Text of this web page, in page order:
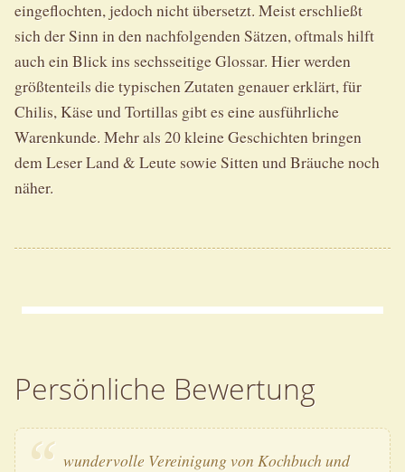
eingeflochten, jedoch nicht übersetzt. Meist erschließt
sich der Sinn in den nachfolgenden Sätzen, oftmals hilft
auch ein Blick ins sechsseitige Glossar. Hier werden
größtenteils die typischen Zutaten genauer erklärt, für
Chilis, Käse und Tortillas gibt es eine ausführliche
Warenkunde. Mehr als 20 kleine Geschichten bringen
dem Leser Land & Leute sowie Sitten und Bräuche noch
näher.
Persönliche Bewertung
wundervolle Vereinigung von Kochbuch und